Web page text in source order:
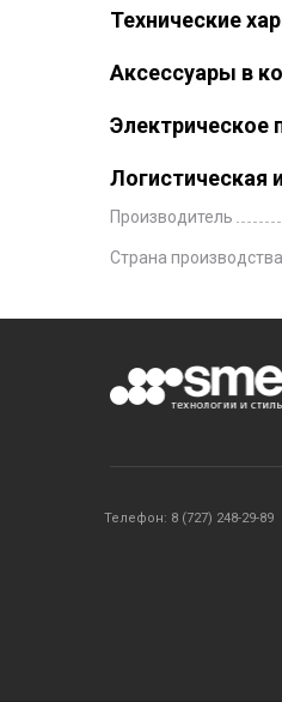
Технические
Аксессуары в
Электрическое
Логистическая
Производитель
Страна
Телефон: 8 (727) 248-29-89